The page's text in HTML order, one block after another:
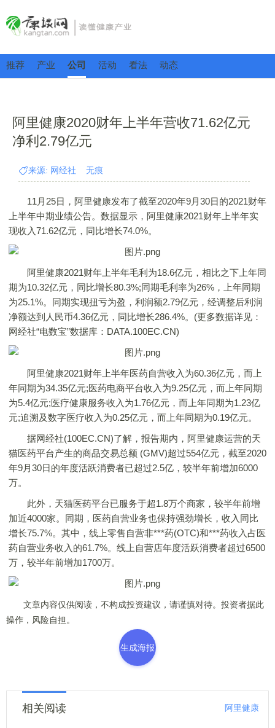
推荐 产业 公司 活动 看法 动态
阿里健康2020财年上半年营收71.62亿元
净利2.79亿元
来源: 网经社 无痕
11月25日，阿里健康发布了截至2020年9月30日的2021财年
上半年中期业绩公告。数据显示，阿里健康2021财年上半年实
现收入71.62亿元，同比增长74.0%。
阿里健康2021财年上半年毛利为18.6亿元，相比之下上年同
期为10.32亿元，同比增长80.3%;同期毛利率为26%，上年同期
为25.1%。同期实现扭亏为盈，利润额2.79亿元，经调整后利润
净额达到人民币4.36亿元，同比增长286.4%。(更多数据详见：
网经社“电数宝”数据库：DATA.100EC.CN)
阿里健康2021财年上半年医药自营收入为60.36亿元，而上
年同期为34.35亿元;医药电商平台收入为9.25亿元，而上年同期
为5.4亿元;医疗健康服务收入为1.76亿元，而上年同期为1.23亿
元;追溯及数字医疗收入为0.25亿元，而上年同期为0.19亿元。
据网经社(100EC.CN)了解，报告期内，阿里健康运营的天
猫医药平台产生的商品交易总额 (GMV)超过554亿元，截至2020
年9月30日的年度活跃消费者已超过2.5亿，较半年前增加6000
万。
此外，天猫医药平台已服务于超1.8万个商家，较半年前增
加近4000家。同期，医药自营业务也保持强劲增长，收入同比
增长75.7%。其中，线上零售自营非***药(OTC)和***药收入占医
药自营业务收入的61.7%。线上自营店年度活跃消费者超过6500
万，较半年前增加1700万。
文章内容仅供阅读，不构成投资建议，请谨慎对待。投资者据此
操作，风险自担。
生成海报
相关阅读 阿里健康